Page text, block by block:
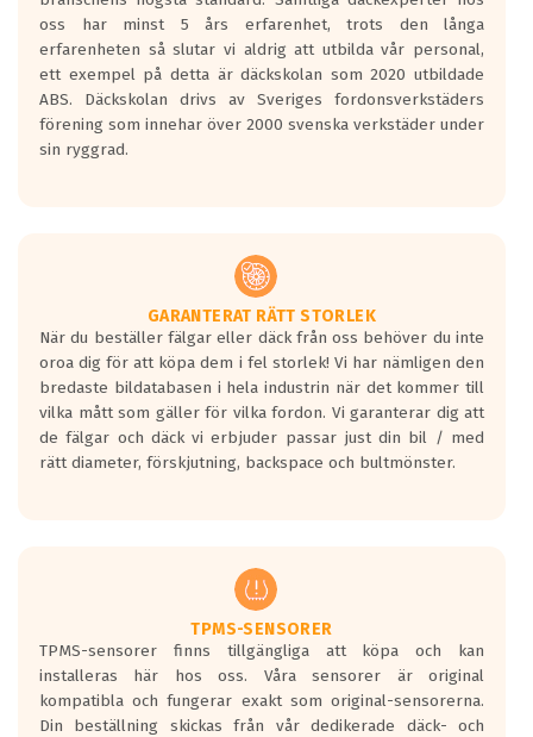
Inga D eller G betyg delas ut för
personbilar och lätta lastbilar.
Betyget sätts efter ett test där däcken
skall bromsa in på en väg där det ligger
0.5-1.5 mm vatten.
I 80km/h kommer skillnaden på
Vid körning i över 50km/h brukar
rullmotståndets ljud överträffa
motorljudet.
På däckmärkningen kommer det finnas
en symbol av ett däck med vågar. Hög
bullernivå markeras med svarta vågor
medans de vita vågorna påvisar om det är
ett tyst däck.
regelverket som introduceras år 2016.
Ett däck med två svarta vågor är redan
godkända för år 2016 nya regelverk.
Ett däck med en svart våg kommer vara
minst tre decibel tystare än det
regelverk som börjar gälla 2016.
oss har minst 5 års erfarenhet, trots den långa
erfarenheten så slutar vi aldrig att utbilda vår personal,
ett exempel på detta är däckskolan som 2020 utbildade
ABS. Däckskolan drivs av Sveriges fordonsverkstäders
förening som innehar över 2000 svenska verkstäder under
sin ryggrad.
GARANTERAT RÄTT STORLEK
När du beställer fälgar eller däck från oss behöver du inte
oroa dig för att köpa dem i fel storlek! Vi har nämligen den
bredaste bildatabasen i hela industrin när det kommer till
vilka mått som gäller för vilka fordon. Vi garanterar dig att
de fälgar och däck vi erbjuder passar just din bil / med
rätt diameter, förskjutning, backspace och bultmönster.
TPMS-SENSORER
TPMS-sensorer finns tillgängliga att köpa och kan
installeras här hos oss. Våra sensorer är original
kompatibla och fungerar exakt som original-sensorerna.
Din beställning skickas från vår dedikerade däck- och